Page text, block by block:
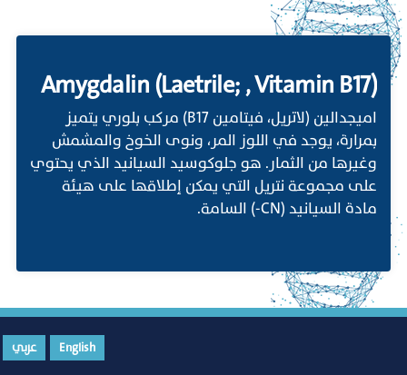
Amygdalin (Laetrile; , Vitamin B17)
اميجدالين (لاتريل، فيتامين B17) مركب بلوري يتميز
بمرارة، يوجد في اللوز المر، ونوى الخوخ والمشمش
وغيرها من الثمار. هو جلوكوسيد السيانيد الذي يحتوي
على مجموعة نتريل التي يمكن إطلاقها على هيئة
مادة السيانيد (CN-) السامة.
English عربي